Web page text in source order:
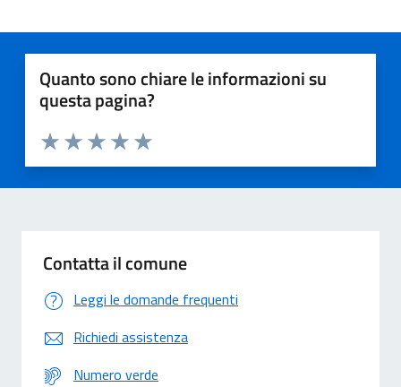
Quanto sono chiare le informazioni su
questa pagina?
Valuta 5 stelle su 5
Valuta 4 stelle su 5
Valuta 3 stelle su 5
Valuta 2 stelle su 5
Valuta 1 stelle su 5
Contatta il comune
Leggi le domande frequenti
Richiedi assistenza
Numero verde